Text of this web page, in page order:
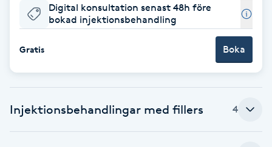
Fet hårbotten
Digital konsultation senast 48h före
bokad injektionsbehandling
Gratis Boka
Injektionsbehandlingar med fillers 4